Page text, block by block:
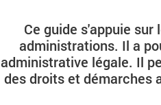
Ce guide s'appuie
administrations. Il a
administrative légale. Il
des droits et démarches